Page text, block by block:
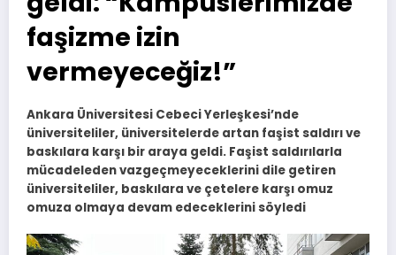
faşizme izin
vermeyeceğiz!”
Ankara Üniversitesi Cebeci Yerleşkesi’nde
üniversiteliler, üniversitelerde artan faşist saldırı ve
baskılara karşı bir araya geldi. Faşist saldırılarla
mücadeleden vazgeçmeyeceklerini dile getiren
üniversiteliler, baskılara ve çetelere karşı omuz
omuza olmaya devam edeceklerini söyledi